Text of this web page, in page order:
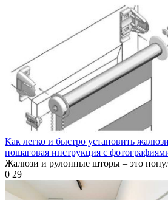
Как легко и быстро установить
пошаговая инструкция с
Жалюзи и рулонные шторы – это
0 29